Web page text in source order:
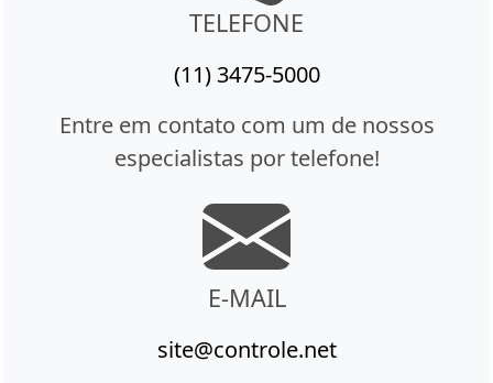
TELEFONE
(11) 3475-5000
Entre em contato com um de nossos
especialistas por telefone!
E-MAIL
site@controle.net